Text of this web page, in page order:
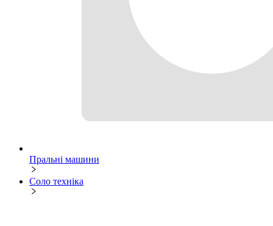
Пральні машини
Соло техніка